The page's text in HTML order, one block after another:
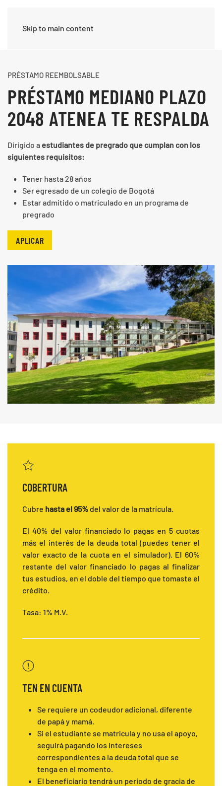
Skip to main content
PRÉSTAMO REEMBOLSABLE
PRÉSTAMO MEDIANO PLAZO
2048 ATENEA TE RESPALDA
Dirigido a estudiantes de pregrado que cumplan con los
siguientes requisitos:
Tener hasta 28 años
Ser egresado de un colegio de Bogotá
Estar admitido o matriculado en un programa de
pregrado
APLICAR
COBERTURA
Cubre hasta el 95% del valor de la matrícula.
El 40% del valor financiado lo pagas en 5 cuotas
más el interés de la deuda total (puedes tener el
valor exacto de la cuota en el simulador). El 60%
restante del valor financiado lo pagas al finalizar
tus estudios, en el doble del tiempo que tomaste el
crédito.
Tasa: 1% M.V.
TEN EN CUENTA
Se requiere un codeudor adicional, diferente
de papá y mamá.
Si el estudiante se matricula y no usa el apoyo,
seguirá pagando los intereses
correspondientes a la deuda total que se
tenga en el momento.
El beneficiario tendrá un periodo de gracia de